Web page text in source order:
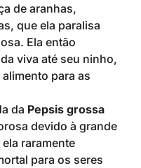
de aranhas,
que ela paralisa
Ela então
viva até seu ninho,
para as
da Pepsis grossa
devido à grande
raramente
para os seres